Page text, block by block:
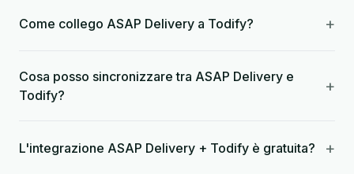
Come collego ASAP Delivery a Todify? +
Cosa posso sincronizzare tra ASAP Delivery e
Todify?
+
L'integrazione ASAP Delivery + Todify è gratuita? +